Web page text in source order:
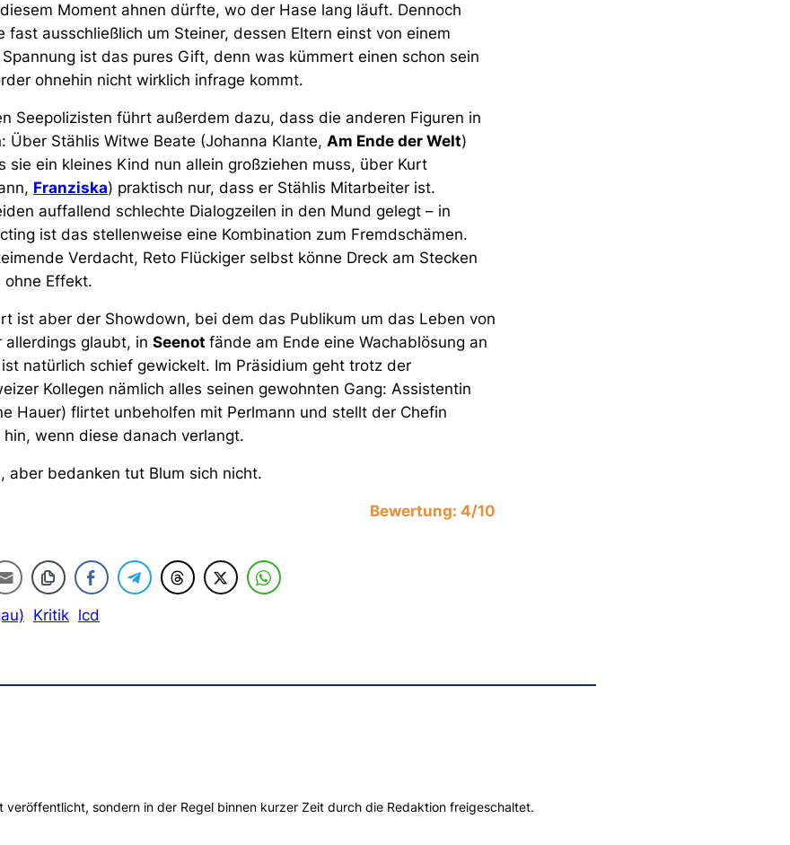
Moment ahnen dürfte, wo der Hase lang läuft. Dennoch
fast ausschließlich um Steiner, dessen Eltern einst von einem
ist das pures Gift, denn was kümmert einen schon sein
ohnehin nicht wirklich infrage kommt.
Seepolizisten führt außerdem dazu, dass die anderen Figuren in
Über Stählis Witwe Beate (Johanna Klante, Am Ende der Welt)
sie ein kleines Kind nun allein großziehen muss, über Kurt
Franziska) praktisch nur, dass er Stählis Mitarbeiter ist.
auffallend schlechte Dialogzeilen in den Mund gelegt – in
ist das stellenweise eine Kombination zum Fremdschämen.
Verdacht, Reto Flückiger selbst könne Dreck am Stecken
Effekt.
ist aber der Showdown, bei dem das Publikum um das Leben von
allerdings glaubt, in Seenot fände am Ende eine Wachablösung an
natürlich schief gewickelt. Im Präsidium geht trotz der
Kollegen nämlich alles seinen gewohnten Gang: Assistentin
Hauer) flirtet unbeholfen mit Perlmann und stellt der Chefin
wenn diese danach verlangt.
aber bedanken tut Blum sich nicht.
Bewertung: 4/10
Kritik lcd
veröffentlicht, sondern in der Regel binnen kurzer Zeit durch die Redaktion freigeschaltet.